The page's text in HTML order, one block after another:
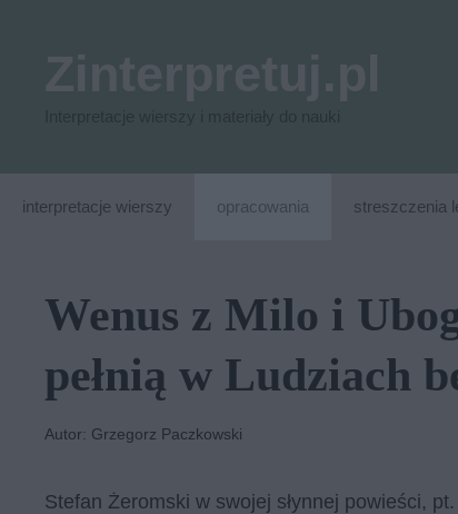
interpretacje wierszy opracowania streszczenia
Wenus z Milo i
pełnią w Ludziach
Autor: Grzegorz Paczkowski
Stefan Żeromski w swojej słynnej powieści, pt.